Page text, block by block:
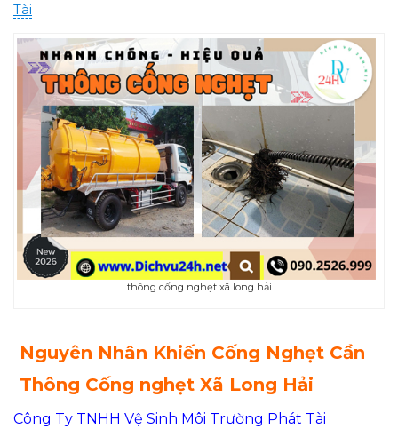
Tài
thông cống nghẹt xã long hải
Nguyên Nhân Khiến Cống Nghẹt Cần
Thông Cống nghẹt Xã Long Hải
Công Ty TNHH Vệ Sinh Môi Trường Phát Tài